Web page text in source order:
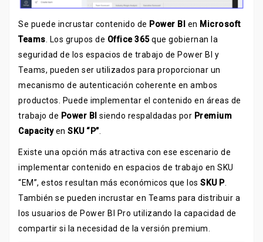
Se puede incrustar contenido de Power BI en Microsoft
Teams . Los grupos de Office 365que gobiernan la
seguridad de los espacios de trabajo de Power BI y
Teams, pueden ser utilizados para proporcionar un
mecanismo de autenticación coherente en ambos
productos. Puede implementar el contenido en áreas de
trabajo de Power BI siendo respaldadas por Premium
Capacityen SKU “P”.
Existe una opción más atractiva con ese escenario de
implementar contenido en espacios de trabajo en SKU
“EM”, estos resultan más económicos que los SKU P.
También se pueden incrustar en Teams para distribuir a
los usuarios de Power BI Pro utilizando la capacidad de
compartir si la necesidad de la versión premium.